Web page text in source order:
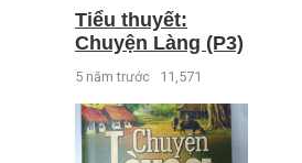
Tiểu thuyết:
Chuyện Làng (P3)
5 năm trước 11,571